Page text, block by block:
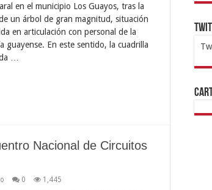
en el municipio Los Guayos, tras la
un árbol de gran magnitud, situación
en articulación con personal de la
guayense. En este sentido, la cuadrilla
…
Nacional de Circuitos
0 1,445